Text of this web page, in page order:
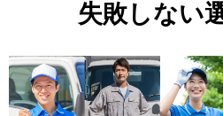
失敗しない